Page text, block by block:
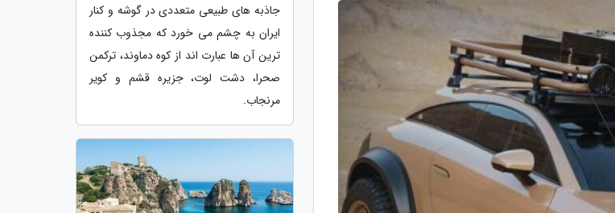
جاذبه های طبیعی متعددی در گوشه و کنار
ایران به چشم می خورد که مجذوب کننده
ترین آن ها عبارت اند از کوه دماوند، ترکمن
صحرا، دشت لوت، جزیره قشم و کویر
مرنجاب.